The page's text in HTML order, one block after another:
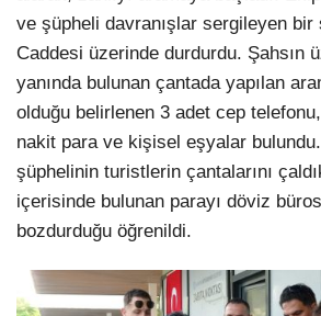
ve şüpheli davranışlar sergileyen bir
Caddesi üzerinde durdurdu. Şahsın
yanında bulunan çantada yapılan
olduğu belirlenen 3 adet cep
nakit para ve kişisel eşyalar
şüphelinin turistlerin çantalarını
içerisinde bulunan parayı döviz
bozdurduğu öğrenildi.